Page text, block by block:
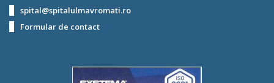
spital@spitalulmavromati.ro
Formular de contact